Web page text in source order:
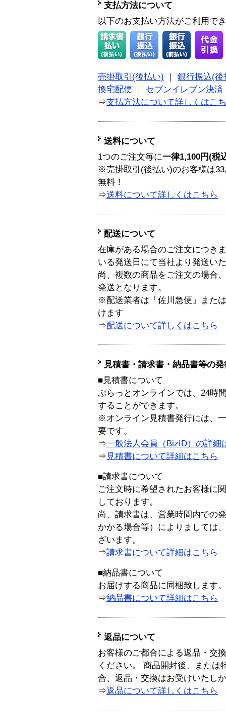
支払方法について
以下のお支払い方法がご利用で
売掛取引(後払い)
銀行振込(後
換宅配便
セブンイレブン決済
⇒支払方法について詳しくはこ
送料について
1つのご注文毎に一律1,100円(税
※売掛取引(後払い)のお客様は
無料！
⇒送料について詳しくはこちら
配送について
在庫がある場合のご注文につき
いる発送日にて当社より発送い
尚、複数の商品をご注文の場合
発送となります。
※配送業者は「佐川急便」また
けます
⇒配送について詳しくはこちら
見積書・請求書・納品書等の
■見積書について
ぷらっとオンラインでは、24時
することができます。
※オンライン見積書発行には、
要です。
⇒一般法人会員（BizID）の詳細
⇒ 見積書について詳細はこちら
■請求書について
ご注文時に希望されたお客様に
しております。
尚、請求書は、営業時間内での
かかる場合等）によりましては
ざいます。
⇒請求書について詳細はこちら
■納品書について
お届けする商品に同梱致します。
⇒納品書について詳細はこちら
返品について
お客様のご都合による返品・交
ください。 商品開封後、または
合、返品・交換はお受けいたし
⇒返品について詳しくはこちら